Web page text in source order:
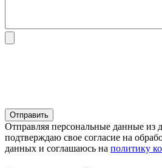
Отправляя персональные данные из
подтверждаю свое согласие на
данных и соглашаюсь на политику